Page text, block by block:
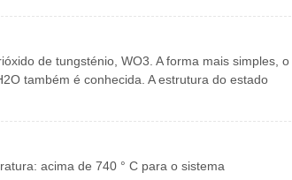
de tungsténio, WO3. A forma mais simples, o
também é conhecida. A estrutura do estado
acima de 740 ° C para o sistema